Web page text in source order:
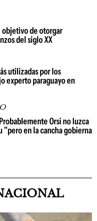
objetivo de otorgar
del siglo XX
utilizadas por los
experto paraguayo en
Orsi no luzca
"pero en la cancha gobierna